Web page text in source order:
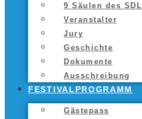
9 Säu­len des SDL
Ver­an­stal­ter
Jury
Geschich­te
Doku­men­te
Aus­schrei­bung
FES­TI­VAL­PRO­GRAMM
Gäs­te­pass